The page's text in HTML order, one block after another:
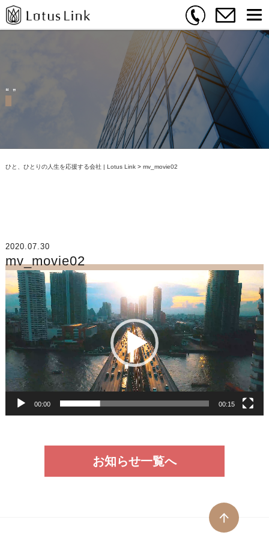
ひと、ひとりの人生を応援する会社 | Lotus Link> mv_movie02
2020.07.30
mv_movie02
画
プ
レ
ー
ヤ
00:00 00:15
お知らせ一覧へ